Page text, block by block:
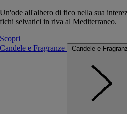
Un'ode all'albero di fico nella sua
fichi selvatici in riva al Mediterraneo.
Scopri
Candele e Fragranze
Candele e